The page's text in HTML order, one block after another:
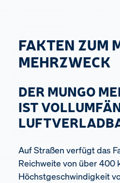
FAKTEN ZUM
MEHRZWECK
DER MUNGO
IST
Auf Straßen verfügt das
Reichweite von über 400
Höchstgeschwindigkeit